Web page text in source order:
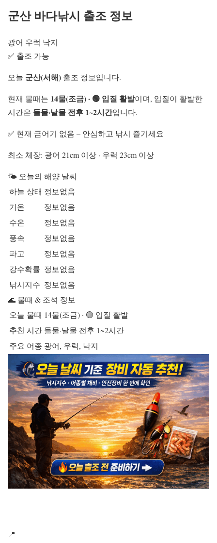
군산 바다낚시 출조 정보
광어 우럭 낙지
✅ 출조 가능
오늘 군산(서해) 출조 정보입니다.
현재 물때는 14물(조금) · 🟢 입질 활발이며, 입질이 활발한
시간은 들물·날물 전후 1~2시간입니다.
✅ 현재 금어기 없음 – 안심하고 낚시 즐기세요
최소 체장: 광어 21cm 이상 · 우럭 23cm 이상
🌤️ 오늘의 해양 날씨
하늘 상태 정보없음
기온
정보없음
수온
정보없음
풍속
정보없음
파고
정보없음
강수확률 정보없음
낚시지수 정보없음
🌊 물때 & 조석 정보
오늘 물때 14물(조금) · 🟢 입질 활발
추천 시간 들물·날물 전후 1~2시간
주요 어종 광어, 우럭, 낙지
📍